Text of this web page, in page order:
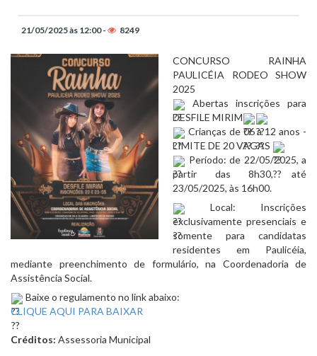
21/05/2025 às 12:00 - 8249
CONCURSO RAINHA
PAULICÉIA RODEO SHOW
2025
Abertas inscrições para
DESFILE MIRIM
Crianças de 06 a 12 anos -
LIMITE DE 20 VAGAS
Período: de 22/05/2025, a
partir das 8h30, até
23/05/2025, às 16h00.
Local: Inscrições
exclusivamente presenciais e
somente para candidatas
residentes em Paulicéia,
mediante preenchimento de formulário, na Coordenadoria de
Assistência Social.
Baixe o regulamento no link abaixo:
CLIQUE AQUI PARA BAIXAR
Créditos: Assessoria Municipal